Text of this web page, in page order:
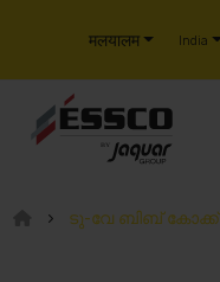
मलयालम India
ടു-വേ ബിബ് കോക്ക്